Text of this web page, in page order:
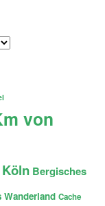
von
Bergisches
Wanderland Cache